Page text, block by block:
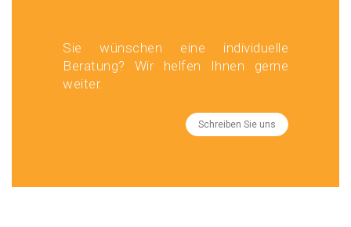
Sie wünschen eine individuelle
Beratung? Wir helfen Ihnen gerne
weiter.
Schreiben Sie uns